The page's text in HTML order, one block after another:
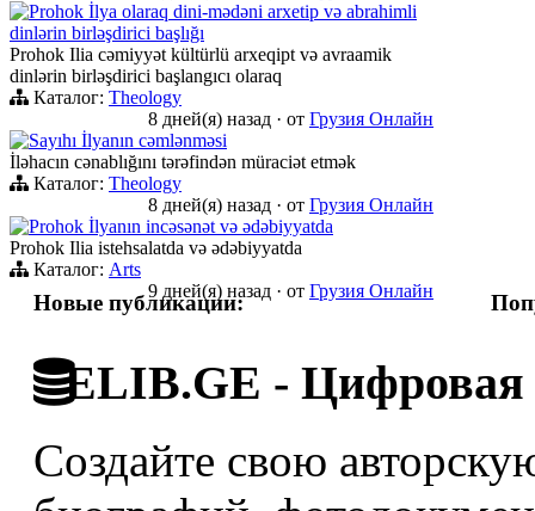
Prohok İlya olaraq dini-mədəni arxetip və abrahimli
dinlərin birləşdirici başlığı
Prohok Ilia cəmiyyət kültürlü arxeqipt və avraamik
dinlərin birləşdirici başlangıcı olaraq
Каталог: Theology
8 дней(я) назад · от Грузия Онлайн
Sayıhı İlyanın cəmlənməsi
İləhacın cənablığını tərəfindən müraciət etmək
Каталог: Theology
8 дней(я) назад · от Грузия Онлайн
Prohok İlyanın incəsənət və ədəbiyyatda
Prohok Ilia istehsalatda və ədəbiyyatda
Каталог: Arts
9 дней(я) назад · от Грузия Онлайн
Новые публикации:
ELIB.GE - Цифровая
Создайте свою